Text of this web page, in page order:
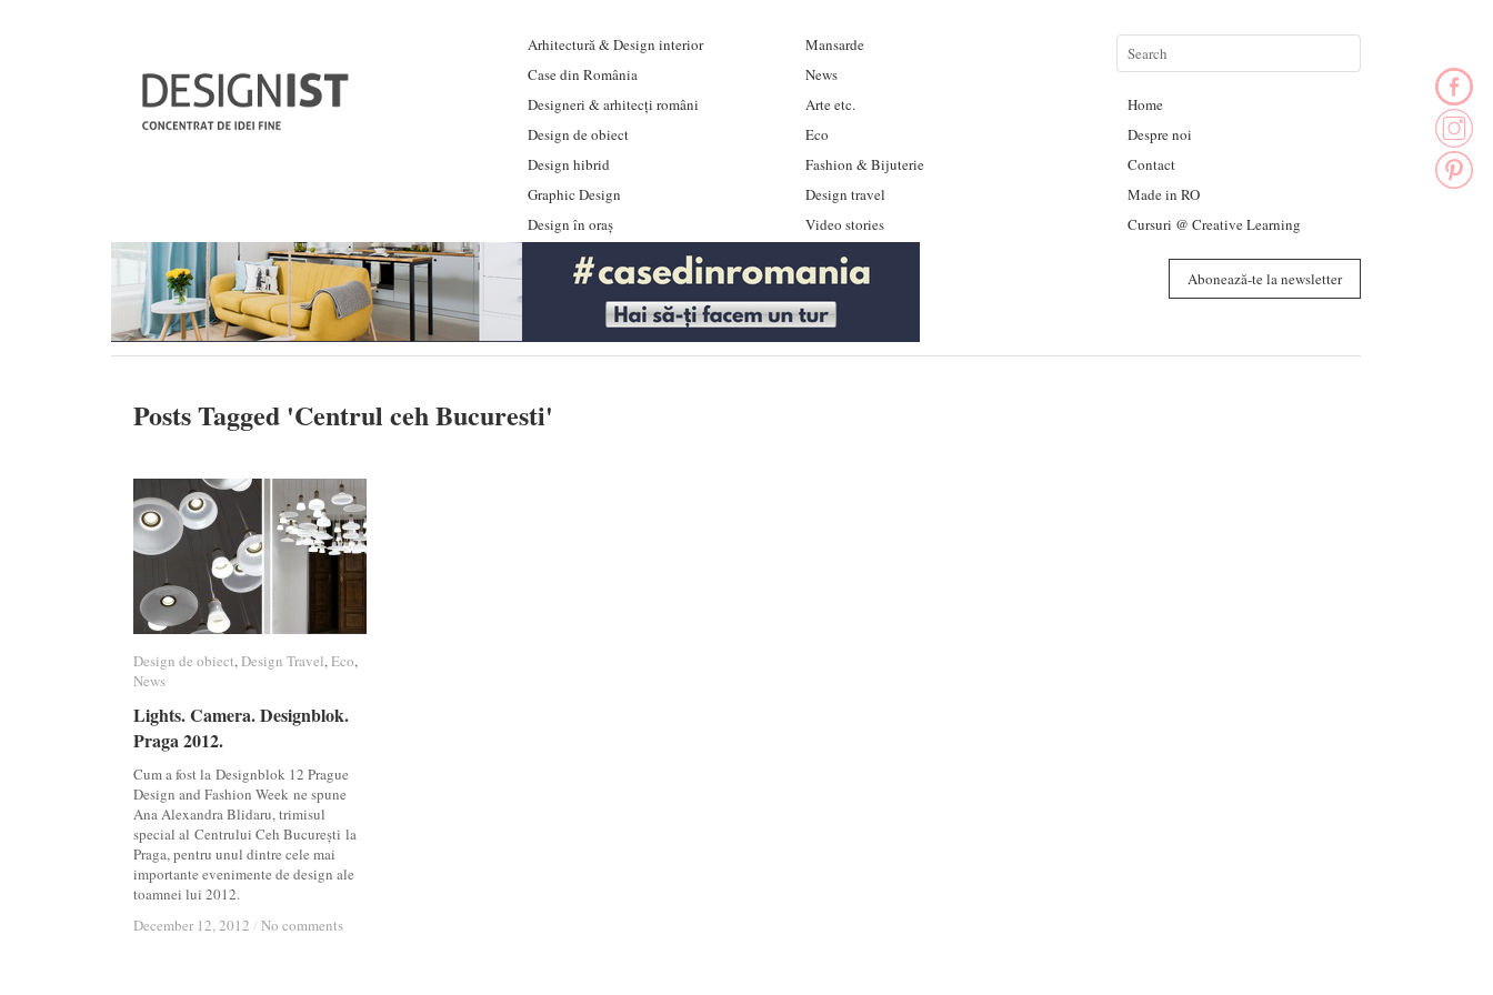
Arhitectură & Design interior
Case din România
Designeri & arhitecți români
Design de obiect
Design hibrid
Graphic Design
Design în oraș
Mansarde
News
Arte etc.
Eco
Fashion & Bijuterie
Design travel
Video stories
Home
Despre noi
Contact
Made in RO
Cursuri @ Creative Learning
Abonează-te la newsletter
Posts Tagged 'Centrul ceh Bucuresti'
Design de obiect,Design Travel,Eco,
News
Lights. Camera. Designblok.
Praga 2012.
Cum a fost la Designblok 12 Prague
Design and Fashion Week ne spune
Ana Alexandra Blidaru, trimisul
special al Centrului Ceh București la
Praga, pentru unul dintre cele mai
importante evenimente de design ale
toamnei lui 2012.
December 12, 2012 / No comments
Design de obiect Design Travel Eco
News
Lights. Camera. Designblok.
Praga 2012.
December 12, 2012 / No comments